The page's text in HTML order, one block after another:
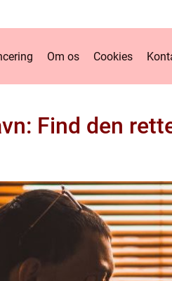
Om os Cookies
Find den